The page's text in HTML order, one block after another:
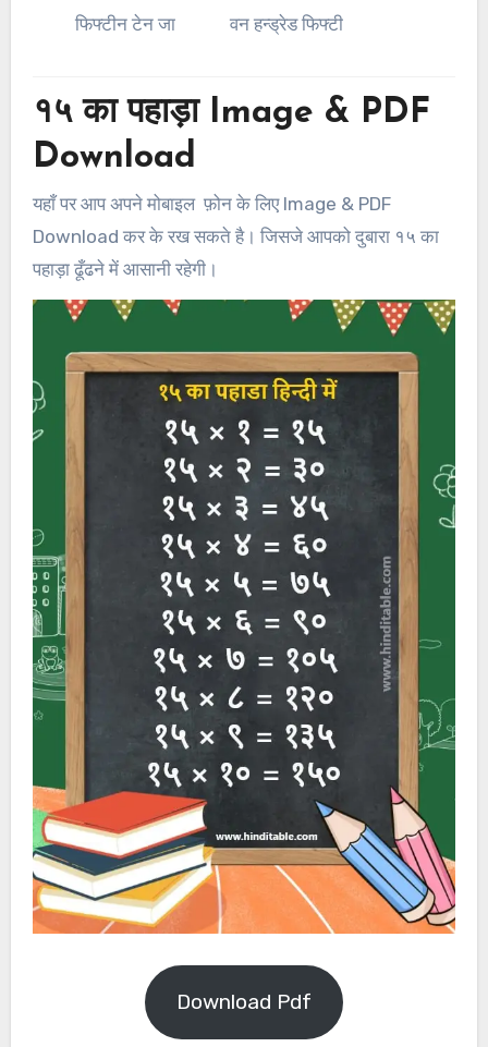
फिफ्टीन टेन जा वन हन्ड्रेड फिफ्टी
१५ का पहाड़ा Image & PDF
Download
यहाँ पर आप अपने मोबाइल फ़ोन के लिए Image & PDF
Download कर के रख सकते है। जिसजे आपको दुबारा १५ का
पहाड़ा ढूँढने में आसानी रहेगी।
Download Pdf